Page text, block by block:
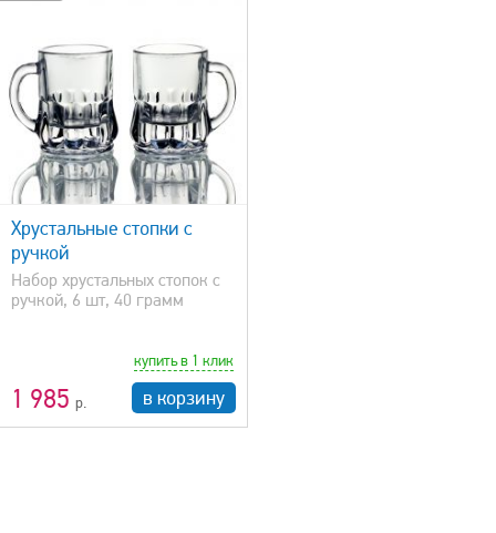
Хрустальные стопки с
ручкой
Набор хрустальных стопок с
ручкой, 6 шт, 40 грамм
1 985
купить в 1 клик
в корзину